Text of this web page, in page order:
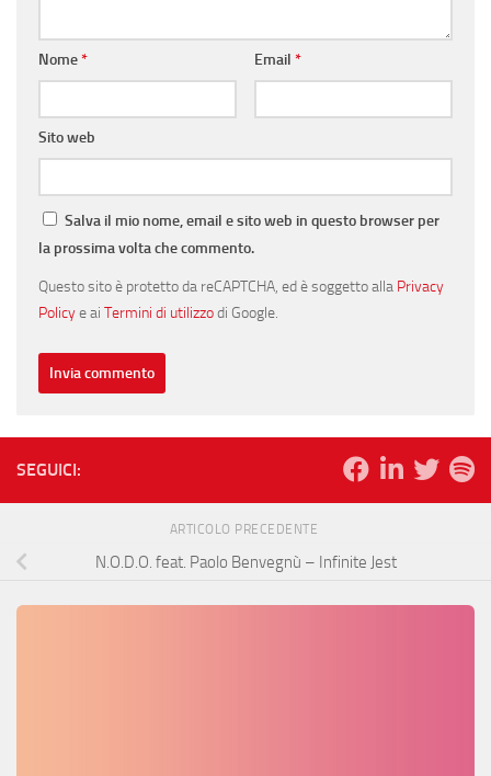
Nome* Email *
Sito web
Salva il mio nome, email e sito web in questo browser per
la prossima volta che commento.
Questo sito è protetto da reCAPTCHA, ed è soggetto alla Privacy
Policye ai Termini di utilizzodi Google.
SEGUICI:
ARTICOLO PRECEDENTE
N.O.D.O. feat. Paolo Benvegnù – Infinite Jest